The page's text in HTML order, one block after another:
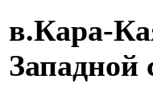
в.Кара-